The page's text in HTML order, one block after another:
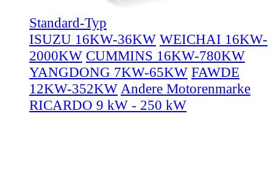
Standard-Typ
ISUZU 16KW-36KW WEICHAI 16KW-
2000KW CUMMINS 16KW-780KW
YANGDONG 7KW-65KW FAWDE
12KW-352KWAndere Motorenmarke
RICARDO 9 kW - 250 kW